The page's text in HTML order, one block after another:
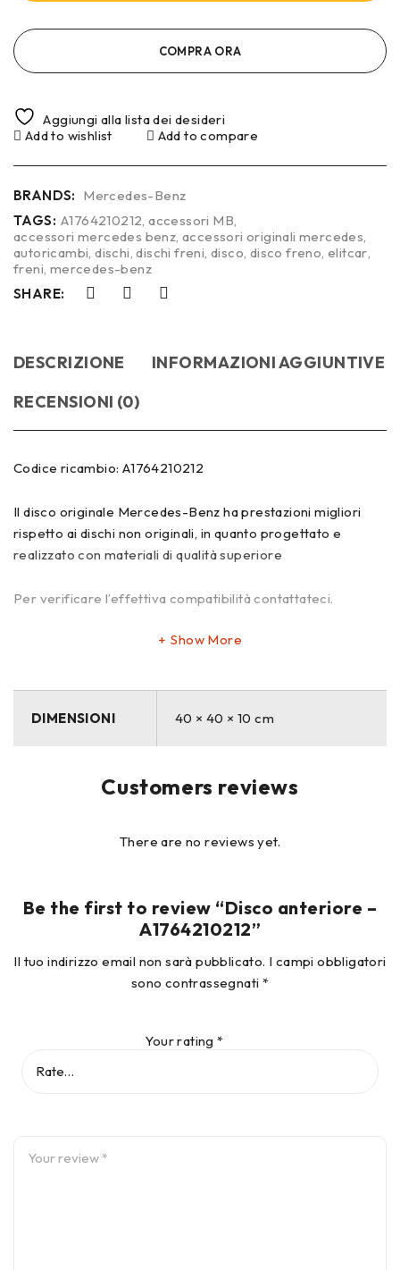
COMPRA ORA
Aggiungi alla lista dei desideri
Add to wishlist
Add to compare
BRANDS: Mercedes-Benz
TAGS: A1764210212,accessori MB,
accessori mercedes benz,accessori originali mercedes,
autoricambi,dischi,dischi freni,disco, disco freno,elitcar,
freni, mercedes-benz
SHARE:
DESCRIZIONE
INFORMAZIONI AGGIUNTIVE
RECENSIONI (0)
Codice ricambio: A1764210212
Il disco originale Mercedes-Benz ha prestazioni migliori
rispetto ai dischi non originali, in quanto progettato e
realizzato con materiali di qualità superiore
Per verificare l’effettiva compatibilità contattateci.
Show More
DIMENSIONI 40 × 40 × 10 cm
Customers reviews
There are no reviews yet.
Be the first to review “Disco anteriore –
A1764210212”
Il tuo indirizzo email non sarà pubblicato. I campi obbligatori
sono contrassegnati *
Your rating*